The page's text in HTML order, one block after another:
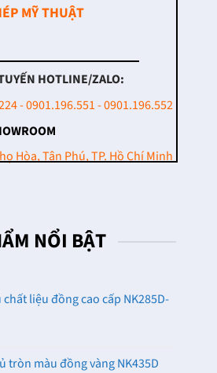
MỸ THUẬT
HOTLINE/ZALO:
- 0901.196.551 - 0901.196.552
Hòa, Tân Phú, TP. Hồ Chí Minh
NỔI BẬT
chất liệu đồng cao cấp NK285D-
tròn màu đồng vàng NK435D